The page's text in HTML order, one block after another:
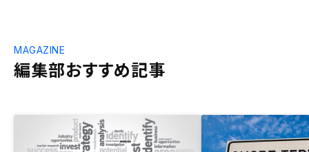
編集部おすすめ記事
MAGAZINE